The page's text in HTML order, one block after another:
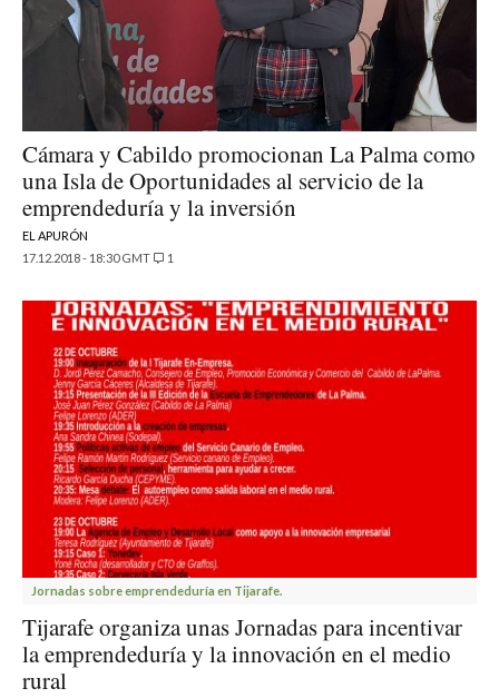
Cámara y Cabildo promocionan La Palma como
una Isla de Oportunidades al servicio de la
emprendeduría y la inversión
EL APURÓN
17.12.2018 - 18:30 GMT
1
Jornadas sobre emprendeduría en Tijarafe.
Tijarafe organiza unas Jornadas para incentivar
la emprendeduría y la innovación en el medio
rural